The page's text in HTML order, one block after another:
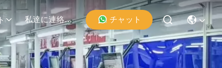
私達に連絡しなさい チャット